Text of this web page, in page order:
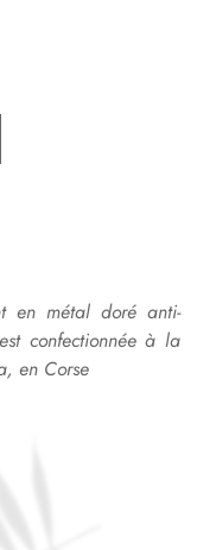
en métal doré anti-
confectionnée à la
en Corse